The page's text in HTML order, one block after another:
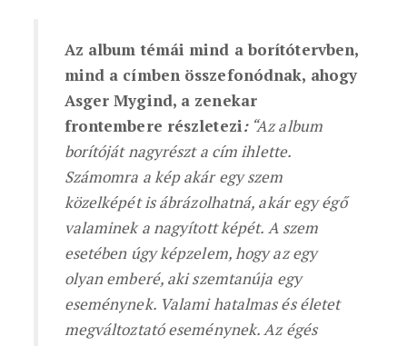
Az album témái mind a borítótervben,
mind a címben összefonódnak, ahogy
Asger Mygind, a zenekar
frontembere részletezi:“Az album
borítóját nagyrészt a cím ihlette.
Számomra a kép akár egy szem
közelképét is ábrázolhatná, akár egy égő
valaminek a nagyított képét. A szem
esetében úgy képzelem, hogy az egy
olyan emberé, aki szemtanúja egy
eseménynek. Valami hatalmas és életet
megváltoztató eseménynek. Az égés